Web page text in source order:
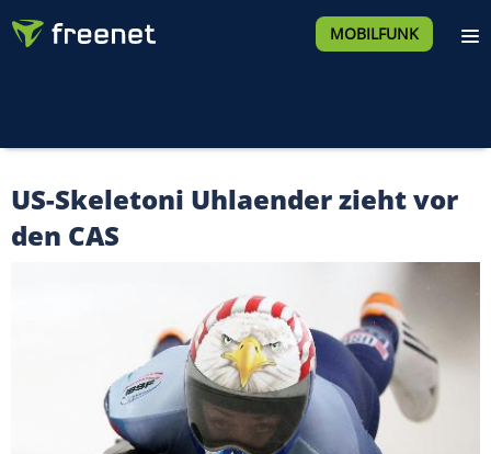
MOBILFUNK
US-Skeletoni Uhlaender zieht vor
den CAS